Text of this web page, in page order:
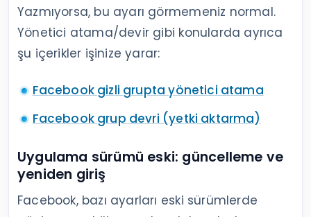
Yazmıyorsa, bu ayarı görmemeniz normal.
Yönetici atama/devir gibi konularda ayrıca
şu içerikler işinize yarar:
Facebook gizli grupta yönetici atama
Facebook grup devri (yetki aktarma)
Uygulama sürümü eski: güncelleme ve
yeniden giriş
Facebook, bazı ayarları eski sürümlerde